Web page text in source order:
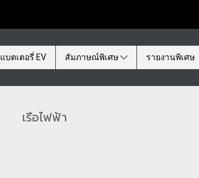
แบตเตอรี่ EV สัมภาษณ์พิเศษ รายงานพิเศษ
เรือไฟฟ้า